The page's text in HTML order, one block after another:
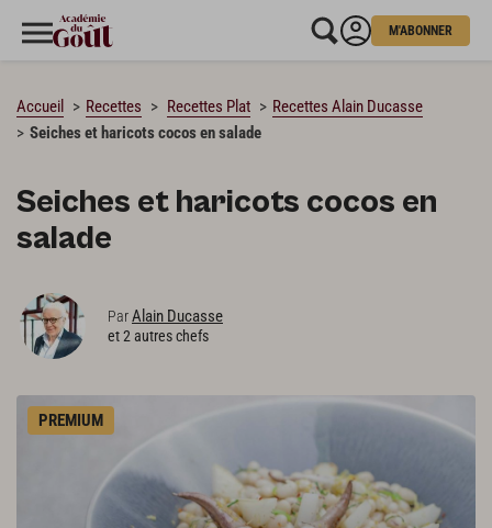
M'ABONNER
Accueil Recettes Recettes Plat
Recettes Alain Ducasse
Seiches et haricots cocos en salade
Seiches et haricots cocos en
salade
ParAlain Ducasse
et 2 autres chefs
PREMIUM
CHARGEMENT…